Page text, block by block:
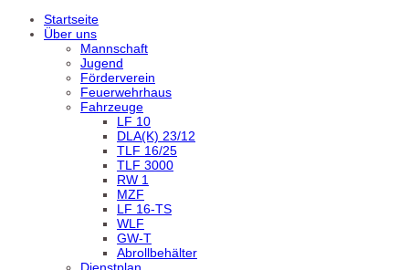
Startseite
Über uns
Mannschaft
Jugend
Förderverein
Feuerwehrhaus
Fahrzeuge
LF 10
DLA(K) 23/12
TLF 16/25
TLF 3000
RW 1
MZF
LF 16-TS
WLF
GW-T
Abrollbehälter
Dienstplan